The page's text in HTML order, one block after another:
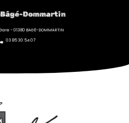
Dommartin
- 01380 BAGÉ-DOMMARTIN
03 85 30 54 07